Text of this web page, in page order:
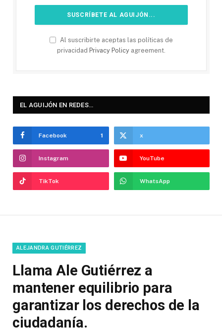
Al suscribirte aceptas las políticas de
privacidad Privacy Policy agreement.
EL AGUIJÓN EN REDES…
Facebook 1 x
Instagram YouTube
TikTok WhatsApp
ALEJANDRA GUTIÉRREZ
Llama Ale Gutiérrez a
mantener equilibrio para
garantizar los derechos de la
ciudadanía.